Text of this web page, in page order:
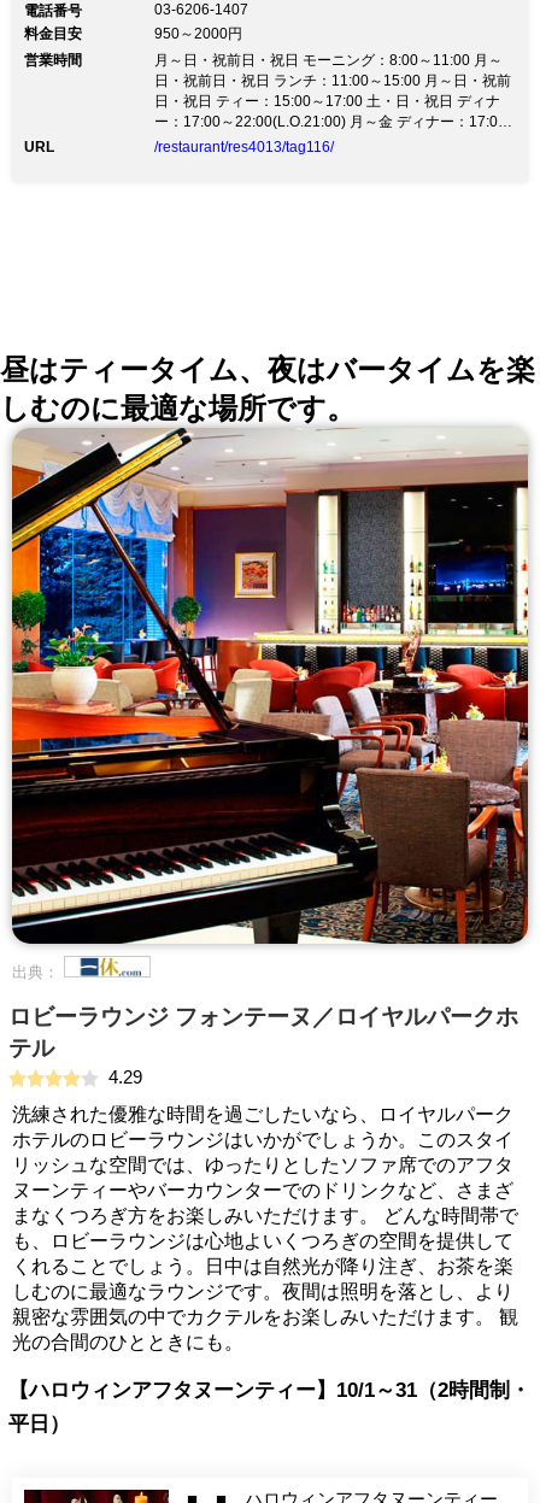
す！(要予約) お気軽にご相談下さい！
電話番号
03-6206-1407
料金目安
950～2000円
営業時間
月～日・祝前日・祝日 モーニング：8:00～11:00 月～
日・祝前日・祝日 ランチ：11:00～15:00 月～日・祝前
日・祝日 ティー：15:00～17:00 土・日・祝日 ディナ
ー：17:00～22:00(L.O.21:00) 月～金 ディナー：17:00
～22:00(L.O.21:00)
URL /restaurant/res4013/tag116/
昼はティータイム、夜はバータイムを楽
しむのに最適な場所です。
出典：
ロビーラウンジ フォンテーヌ／ロイヤルパークホ
テル
4.29
洗練された優雅な時間を過ごしたいなら、ロイヤルパーク
ホテルのロビーラウンジはいかがでしょうか。このスタイ
リッシュな空間では、ゆったりとしたソファ席でのアフタ
ヌーンティーやバーカウンターでのドリンクなど、さまざ
まなくつろぎ方をお楽しみいただけます。 どんな時間帯で
も、ロビーラウンジは心地よいくつろぎの空間を提供して
くれることでしょう。日中は自然光が降り注ぎ、お茶を楽
しむのに最適なラウンジです。夜間は照明を落とし、より
親密な雰囲気の中でカクテルをお楽しみいただけます。 観
光の合間のひとときにも。
【ハロウィンアフタヌーンティー】10/1～31（2時間制・
平日）
■ ■ ハロウィンアフタヌーンティー